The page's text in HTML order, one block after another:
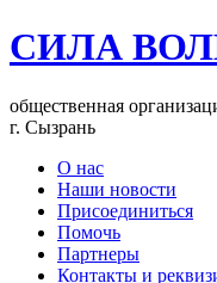
СИЛА
общественная
г. Сызрань
О нас
Наши новости
Присоединиться
Помочь
Партнеры
Контакты и